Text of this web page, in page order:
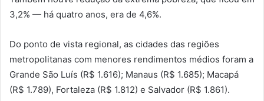
3,2% — há quatro anos, era de 4,6%.
Do ponto de vista regional, as cidades das regiões
metropolitanas com menores rendimentos médios foram a
Grande São Luís (R$ 1.616); Manaus (R$ 1.685); Macapá
(R$ 1.789), Fortaleza (R$ 1.812) e Salvador (R$ 1.861).